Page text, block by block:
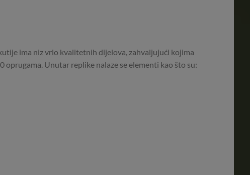
ima niz vrlo kvalitetnih dijelova, zahvaljujući kojima
Unutar replike nalaze se elementi kao što su: